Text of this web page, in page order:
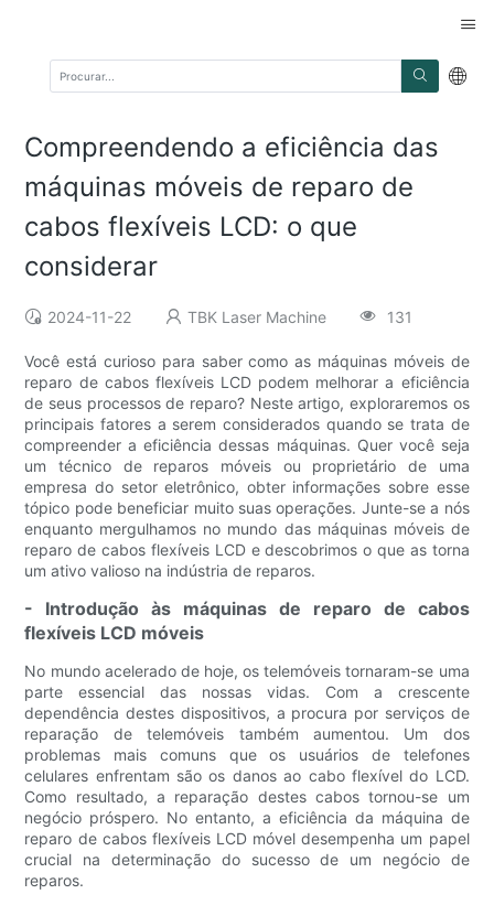
Compreendendo a eficiência das
máquinas móveis de reparo de
cabos flexíveis LCD: o que
considerar
2024-11-22 TBK Laser Machine 131
Você está curioso para saber como as máquinas móveis de
reparo de cabos flexíveis LCD podem melhorar a eficiência
de seus processos de reparo? Neste artigo, exploraremos os
principais fatores a serem considerados quando se trata de
compreender a eficiência dessas máquinas. Quer você seja
um técnico de reparos móveis ou proprietário de uma
empresa do setor eletrônico, obter informações sobre esse
tópico pode beneficiar muito suas operações. Junte-se a nós
enquanto mergulhamos no mundo das máquinas móveis de
reparo de cabos flexíveis LCD e descobrimos o que as torna
um ativo valioso na indústria de reparos.
- Introdução às máquinas de reparo de cabos
flexíveis LCD móveis
No mundo acelerado de hoje, os telemóveis tornaram-se uma
parte essencial das nossas vidas. Com a crescente
dependência destes dispositivos, a procura por serviços de
reparação de telemóveis também aumentou. Um dos
problemas mais comuns que os usuários de telefones
celulares enfrentam são os danos ao cabo flexível do LCD.
Como resultado, a reparação destes cabos tornou-se um
negócio próspero. No entanto, a eficiência da máquina de
reparo de cabos flexíveis LCD móvel desempenha um papel
crucial na determinação do sucesso de um negócio de
reparos.